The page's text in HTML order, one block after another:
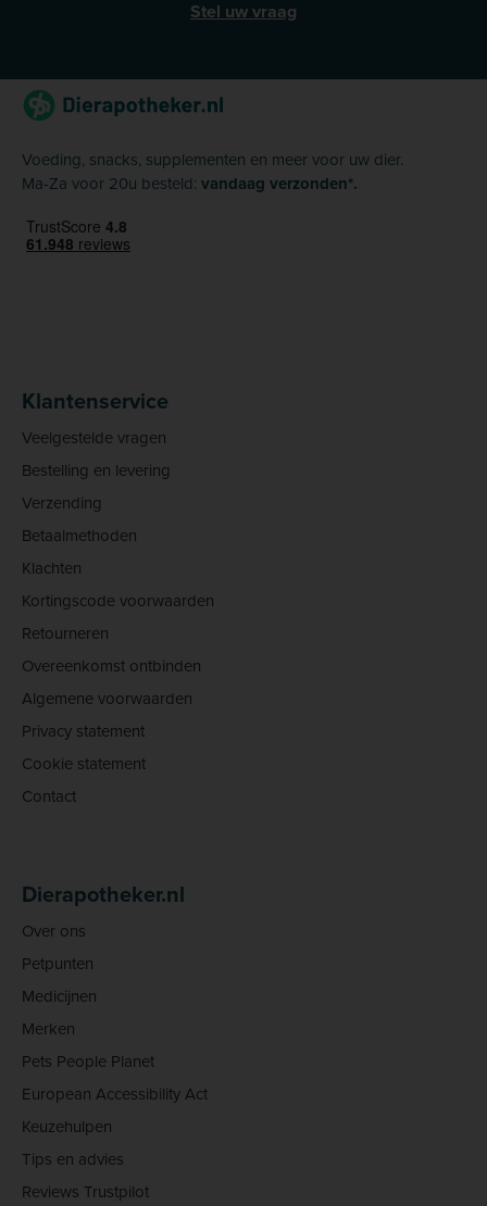
Stel uw vraag
Voeding, snacks, supplementen en meer voor uw dier.
Ma-Za voor 20u besteld: vandaag verzonden*.
Klantenservice
Veelgestelde vragen
Bestelling en levering
Verzending
Betaalmethoden
Klachten
Kortingscode voorwaarden
Retourneren
Overeenkomst ontbinden
Algemene voorwaarden
Privacy statement
Cookie statement
Contact
Dierapotheker.nl
Over ons
Petpunten
Medicijnen
Merken
Pets People Planet
European Accessibility Act
Keuzehulpen
Tips en advies
Reviews Trustpilot